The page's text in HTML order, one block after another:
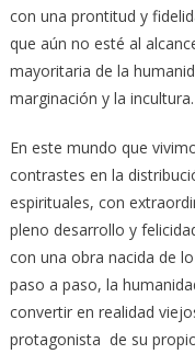
con una prontitud y
que aún no esté al
mayoritaria de la
marginación y la incultura.
En este mundo que
contrastes en la
espirituales, con
pleno desarrollo y
con una obra nacida de
paso a paso, la
convertir en realidad
protagonista de su